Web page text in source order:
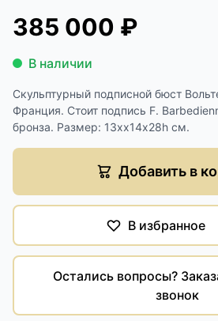
385 000 ₽
В наличии
Скульптурный подписной бюст
Франция. Стоит подпись F.
бронза. Размер: 13хх14х28h см.
Добавить в
В избранное
Остались вопросы?
звонок